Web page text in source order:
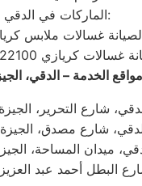
الماركات في الدقي:
شارع التحرير، الجيزة
شارع مصدق، الجيزة
ميدان المساحة،
البطل أحمد عبد